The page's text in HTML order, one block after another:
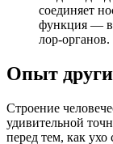
соединяет
функция —
лор-органов.
Опыт
Строение
удивительной
перед тем, как ухо